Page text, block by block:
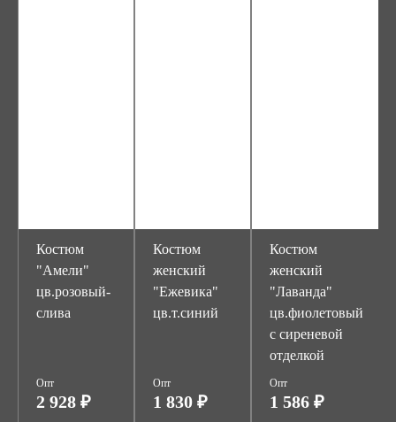
Костюм
"Амели"
цв.розовый-
слива
Опт
2 928 ₽
Костюм
женский
"Ежевика"
цв.т.синий
Опт
1 830 ₽
Костюм
женский
"Лаванда"
цв.фиолетовый
с сиреневой
отделкой
Опт
1 586 ₽